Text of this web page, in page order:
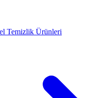
Temizlik Ürünleri